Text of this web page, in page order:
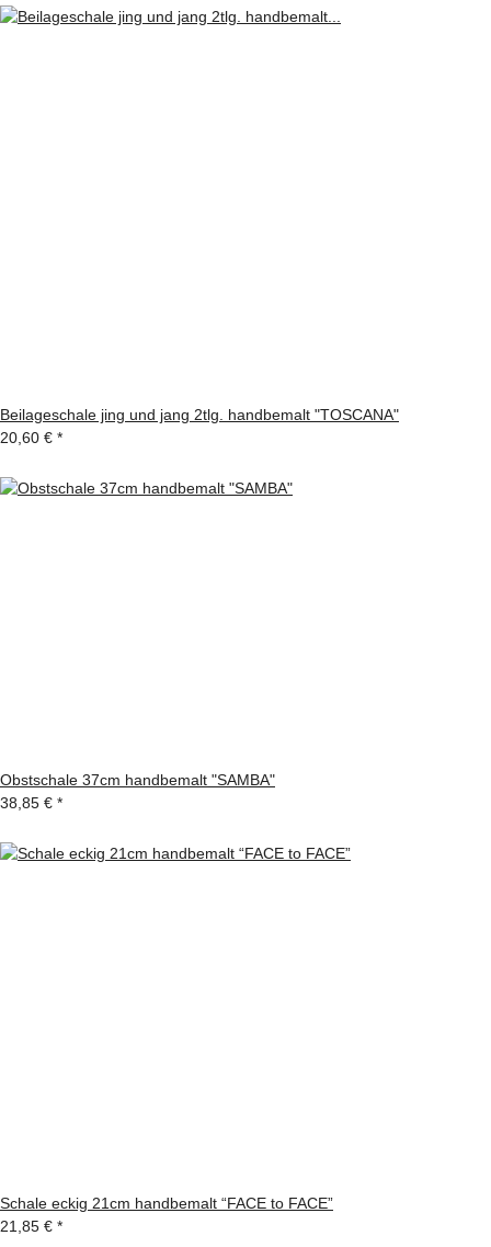
Beilageschale jing und jang 2tlg. handbemalt "TOSCANA"
20,60 € *
Obstschale 37cm handbemalt "SAMBA"
38,85 € *
Schale eckig 21cm handbemalt “FACE to FACE”
21,85 € *